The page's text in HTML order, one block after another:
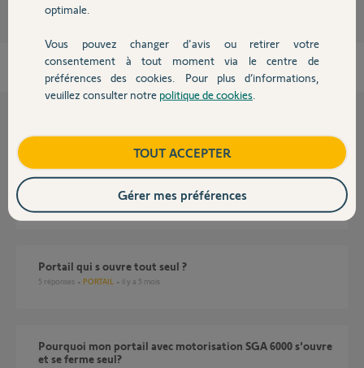
Devis avec un pro
Contact
Questions liées
il y a 3 mois
portail qui s ouvre tout seul ?
5 réponses PORTAIL il y a 5 mois
pourquoi mon portail avec motorisation SGA 6000 s'ouvre
et se ferme seul?
optimale.
Vous pouvez changer d'avis ou retirer votre
consentement à tout moment via le centre de
préférences des cookies. Pour plus d’informations,
veuillez consulter notre politique de cookies
TOUT ACCEPTER
Gérer mes préférences